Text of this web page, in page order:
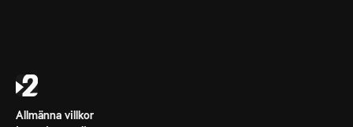
Allmänna villkor